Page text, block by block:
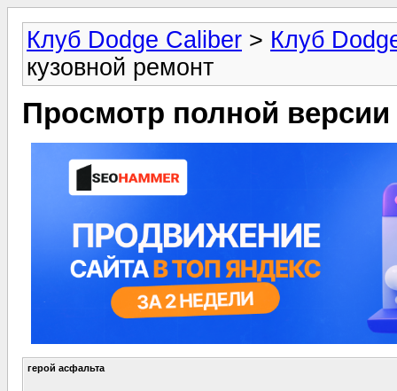
Клуб Dodge Caliber > Клуб
кузовной ремонт
Просмотр полной
герой асфальта